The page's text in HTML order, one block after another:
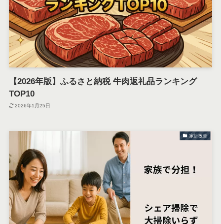
【2026年版】ふるさと納税 牛肉返礼品ランキング
TOP10
2026年1月25日
家計改善